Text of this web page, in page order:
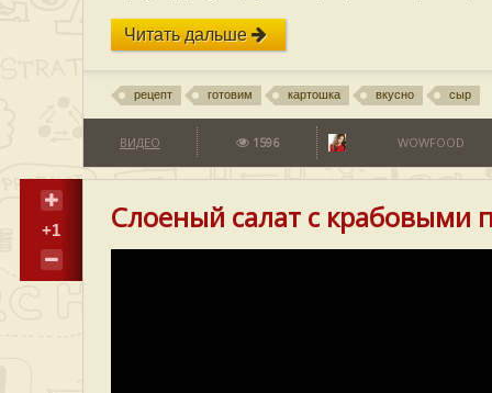
Читать дальше
рецепт готовим картошка вкусно сыр
ВИДЕО 1596 WOWFOOD
+1 Слоеный салат с